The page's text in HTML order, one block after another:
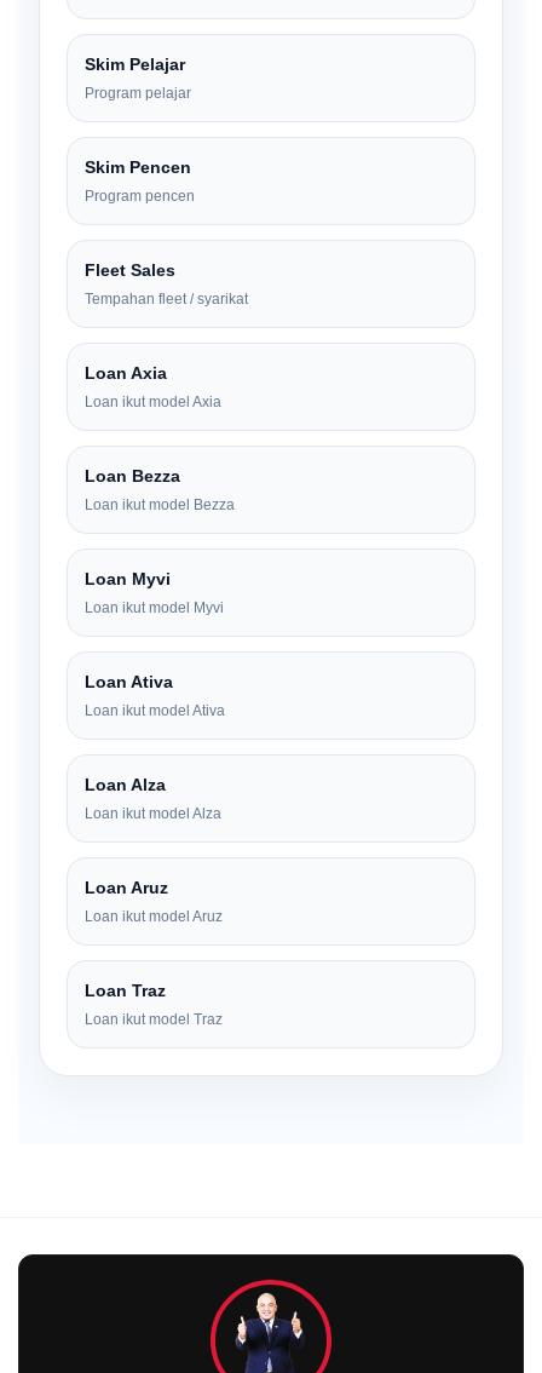
Skim Pelajar
Program pelajar
Skim Pencen
Program pencen
Fleet Sales
Tempahan fleet / syarikat
Loan Axia
Loan ikut model Axia
Loan Bezza
Loan ikut model Bezza
Loan Myvi
Loan ikut model Myvi
Loan Ativa
Loan ikut model Ativa
Loan Alza
Loan ikut model Alza
Loan Aruz
Loan ikut model Aruz
Loan Traz
Loan ikut model Traz